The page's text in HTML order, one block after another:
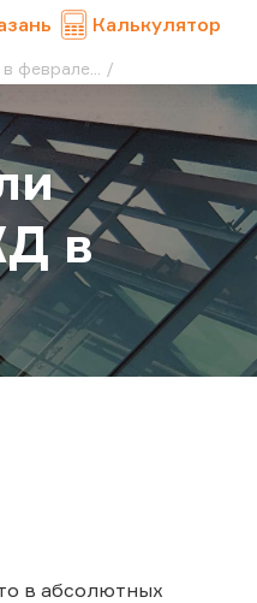
Калькулятор
в
в абсолютных